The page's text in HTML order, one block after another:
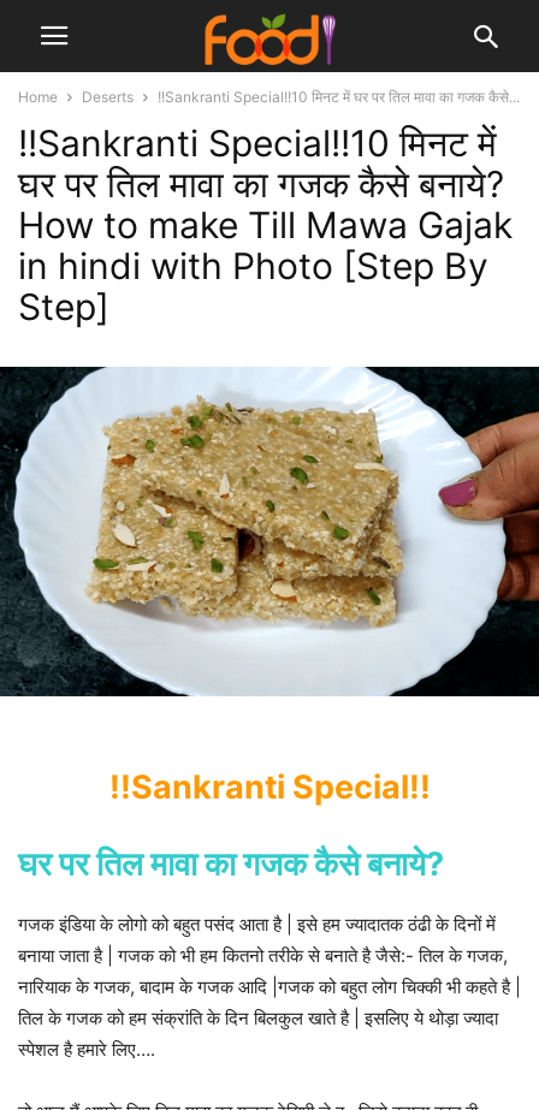
Home Deserts !!Sankranti Special!!10 मिनट में घर पर तिल मावा का गजक कैसे...
!!Sankranti Special!!10 मिनट में
घर पर तिल मावा का गजक कैसे बनाये?
How to make Till Mawa Gajak
in hindi with Photo [Step By
Step]
!!Sankranti Special!!
घर पर तिल मावा का गजक कैसे बनाये?
गजक इंडिया के लोगो को बहुत पसंद आता है | इसे हम ज्यादातक ठंढी के दिनों में
बनाया जाता है | गजक को भी हम कितनो तरीके से बनाते है जैसे:- तिल के गजक,
नारियाक के गजक, बादाम के गजक आदि |गजक को बहुत लोग चिक्की भी कहते है |
तिल के गजक को हम संक्रांति के दिन बिलकुल खाते है | इसलिए ये थोड़ा ज्यादा
स्पेशल है हमारे लिए….